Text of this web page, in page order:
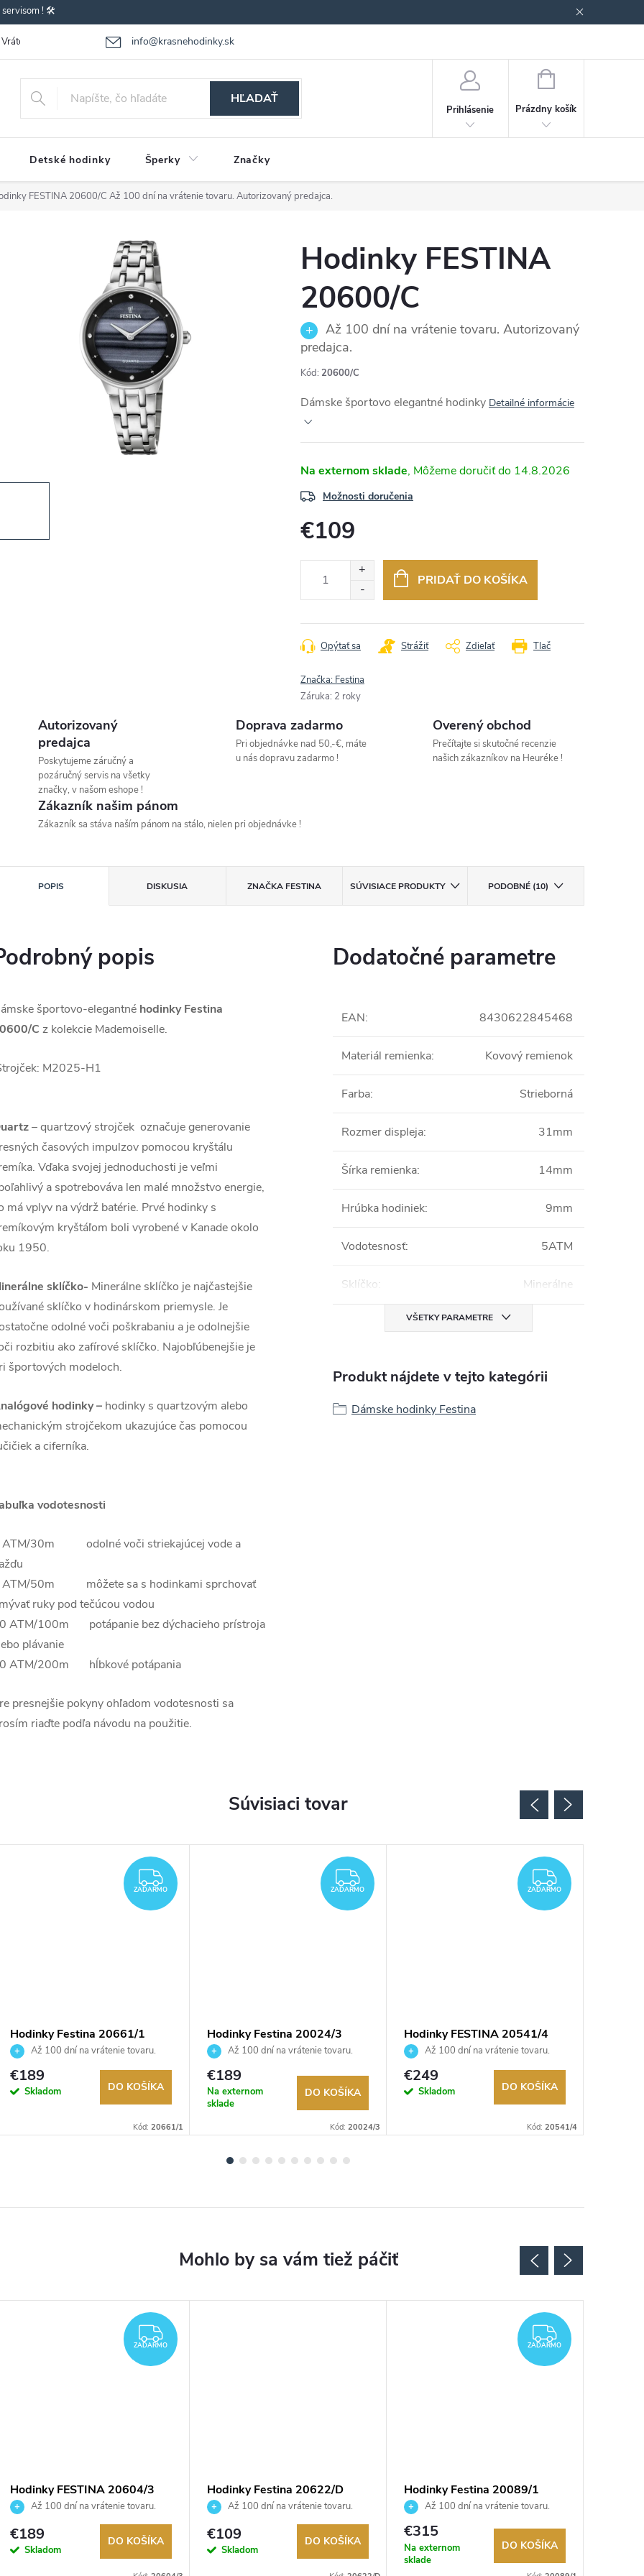
servisom ! 🛠️
info@krasnehodinky.sk
Vrátenie-výmena tovaru Reklamácia tovaru Obchodné podmienky
HĽADAŤ
Prihlásenie
NÁKUPNÝ
Prázdny košík
Detské hodinky Šperky Značky
FESTINA 20600/C Až 100 dní na vrátenie tovaru. Autorizovaný predajca.
Hodinky FESTINA
20600/C
Až 100 dní na vrátenie tovaru. Autorizovaný
predajca.
Kód: 20600/C
Dámske športovo elegantné hodinky Detailné informácie
Na externom sklade 14.8.2026
Možnosti doručenia
€109
PRIDAŤ DO KOŠÍKA
Tlač
Opýtať sa Strážiť Zdieľať
Značka: Festina
Záruka: 2 roky
Autorizovaný
predajca
Poskytujeme záručný a
pozáručný servis na všetky
značky, v našom eshope !
Doprava zadarmo
Pri objednávke nad 50,-€, máte
u nás dopravu zadarmo !
Overený obchod
Prečítajte si skutočné recenzie
našich zákazníkov na Heuréke !
Zákazník našim pánom
Zákazník sa stáva naším pánom na stálo, nielen pri objednávke !
POPIS DISKUSIA ZNAČKAFESTINA SÚVISIACE PRODUKTY PODOBNÉ (10)
popis
športovo-elegantné hodinky Festina
C z kolekcie Mademoiselle.
M2025-H1
– quartzový strojček označuje generovanie
časových impulzov pomocou kryštálu
Vďaka svojej jednoduchosti je veľmi
a spotrebováva len malé množstvo energie,
má vplyv na výdrž batérie. Prvé hodinky s
kryštáľom boli vyrobené v Kanade okolo
1950.
sklíčko- Minerálne sklíčko je najčastejšie
sklíčko v hodinárskom priemysle. Je
odolné voči poškrabaniu a je odolnejšie
rozbitiu ako zafírové sklíčko. Najobľúbenejšie je
športových modeloch.
hodinky – hodinky s quartzovým alebo
strojčekom ukazujúce čas pomocou
a ciferníka.
vodotesnosti
ATM/30m odolné voči striekajúcej vode a
ATM/50m môžete sa s hodinkami sprchovať
ruky pod tečúcou vodou
ATM/100m potápanie bez dýchacieho prístroja
plávanie
ATM/200m hĺbkové potápania
presnejšie pokyny ohľadom vodotesnosti sa
riaďte podľa návodu na použitie.
Dodatočné parametre
EAN: 8430622845468
Materiál remienka: Kovový remienok
Farba: Strieborná
Rozmer displeja: 31mm
Šírka remienka: 14mm
Hrúbka hodiniek: 9mm
Vodotesnosť: 5ATM
Sklíčko: Minerálne
VŠETKY PARAMETRE
Produkt nájdete v tejto kategórii
Dámske hodinky Festina
Súvisiaci tovar
ZADARMO
ZADARMO
Hodinky Festina 20661/1
Až 100 dní na vrátenie tovaru.
Autorizovaný predajca.
€189
Skladom DO KOŠÍKA
Kód: 20661/1
ZADARMO
ZADARMO
Hodinky Festina 20024/3
Až 100 dní na vrátenie tovaru.
Autorizovaný predajca.
€189
Na externom
sklade
DO KOŠÍKA
Kód: 20024/3
ZADARMO
ZADARMO
Hodinky FESTINA 20541/4
Až 100 dní na vrátenie tovaru.
Autorizovaný predajca.
€249
Skladom DO KOŠÍKA
Kód: 20541/4
ZADARMO
ZADARMO
Hodinky FESTINA 20604/3
Až 100 dní na vrátenie tovaru.
Autorizovaný predajca.
€189
Skladom
DO KOŠÍKA
Hodinky Festina 20622/D
Až 100 dní na vrátenie tovaru.
Autorizovaný predajca.
€109
Skladom
DO KOŠÍKA
ZADARMO
ZADARMO
Hodinky Festina 20089/1
Až 100 dní na vrátenie tovaru.
Autorizovaný predajca.
€315
Na externom
sklade
DO KOŠÍKA